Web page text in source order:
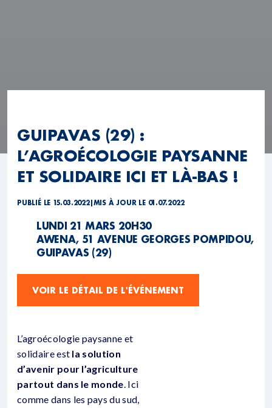
GUIPAVAS (29) :
L’AGROÉCOLOGIE PAYSANNE
ET SOLIDAIRE ICI ET LÀ-BAS !
PUBLIÉ LE 15.03.2022| MIS À JOUR LE 01.07.2022
LUNDI 21 MARS 20H30
AWENA, 51 AVENUE GEORGES POMPIDOU,
GUIPAVAS (29)
VOIR LE DÉTAIL DE L'ÉVÉNEMENT
L’agroécologie paysanne et
solidaire est la solution
d’avenir pour l’agriculture
partout dans le monde. Ici
comme dans les pays du sud,